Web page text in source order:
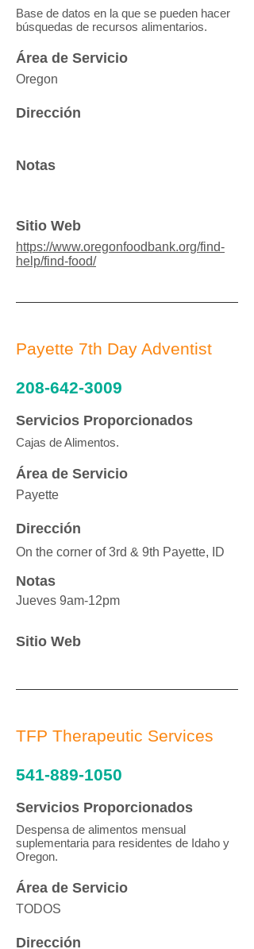
Base de datos en la que se pueden hacer
búsquedas de recursos alimentarios.
Área de Servicio
Oregon
Dirección
Notas
Sitio Web
https://www.oregonfoodbank.org/find-
help/find-food/
Payette 7th Day Adventist
208-642-3009
Servicios Proporcionados
Cajas de Alimentos.
Área de Servicio
Payette
Dirección
On the corner of 3rd & 9th Payette, ID
Notas
Jueves 9am-12pm
Sitio Web
TFP Therapeutic Services
541-889-1050
Servicios Proporcionados
Despensa de alimentos mensual
suplementaria para residentes de Idaho y
Oregon.
Área de Servicio
TODOS
Dirección